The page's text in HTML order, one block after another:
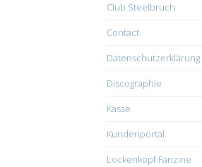
Club Steelbruch
Contact
Datenschutzerklärung
Discographie
Kasse
Kundenportal
Lockenkopf Fanzine